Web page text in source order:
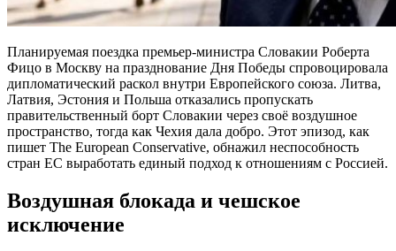
Планируемая поездка премьер-министра Словакии Роберта
Фицо в Москву на празднование Дня Победы спровоцировала
дипломатический раскол внутри Европейского союза. Литва,
Латвия, Эстония и Польша отказались пропускать
правительственный борт Словакии через своё воздушное
пространство, тогда как Чехия дала добро. Этот эпизод, как
пишет The European Conservative, обнажил неспособность
стран ЕС выработать единый подход к отношениям с Россией.
Воздушная блокада и чешское
исключение